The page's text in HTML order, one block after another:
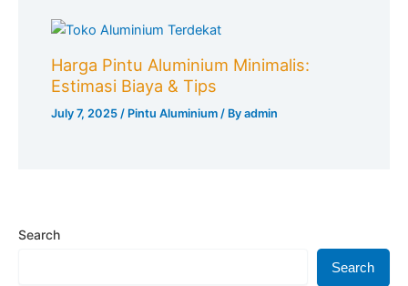
Harga Pintu Aluminium Minimalis:
Estimasi Biaya & Tips
July 7, 2025/ Pintu Aluminium / Byadmin
Search
Search